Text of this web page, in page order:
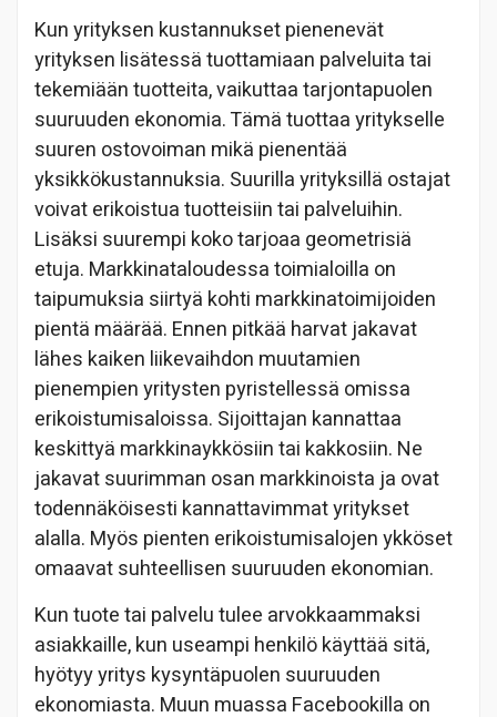
Kun yrityksen kustannukset pienenevät
yrityksen lisätessä tuottamiaan palveluita tai
tekemiään tuotteita, vaikuttaa tarjontapuolen
suuruuden ekonomia. Tämä tuottaa yritykselle
suuren ostovoiman mikä pienentää
yksikkökustannuksia. Suurilla yrityksillä ostajat
voivat erikoistua tuotteisiin tai palveluihin.
Lisäksi suurempi koko tarjoaa geometrisiä
etuja. Markkinataloudessa toimialoilla on
taipumuksia siirtyä kohti markkinatoimijoiden
pientä määrää. Ennen pitkää harvat jakavat
lähes kaiken liikevaihdon muutamien
pienempien yritysten pyristellessä omissa
erikoistumisaloissa. Sijoittajan kannattaa
keskittyä markkinaykkösiin tai kakkosiin. Ne
jakavat suurimman osan markkinoista ja ovat
todennäköisesti kannattavimmat yritykset
alalla. Myös pienten erikoistumisalojen ykköset
omaavat suhteellisen suuruuden ekonomian.
Kun tuote tai palvelu tulee arvokkaammaksi
asiakkaille, kun useampi henkilö käyttää sitä,
hyötyy yritys kysyntäpuolen suuruuden
ekonomiasta. Muun muassa Facebookilla on